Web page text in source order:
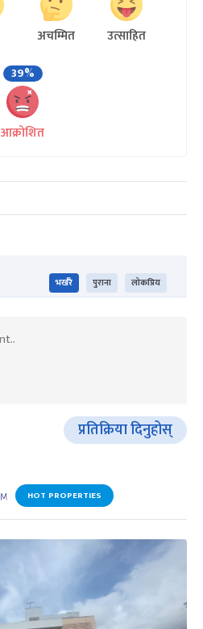
अचम्मित
उत्साहित
39%
आक्रोशित
भर्खरै पुराना लोकप्रिय
प्रतिक्रिया दिनुहोस्
HOT PROPERTIES